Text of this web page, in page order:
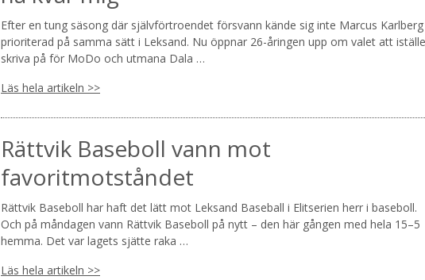
Efter en tung säsong där självförtroendet försvann kände sig inte Marcus Karlberg
prioriterad på samma sätt i Leksand. Nu öppnar 26-åringen upp om valet att
skriva på för MoDo och utmana Dala …
Läs hela artikeln >>
Rättvik Baseboll vann mot
favoritmotståndet
Rättvik Baseboll har haft det lätt mot Leksand Baseball i Elitserien herr i baseboll.
Och på måndagen vann Rättvik Baseboll på nytt – den här gången med hela 15–5
hemma. Det var lagets sjätte raka …
Läs hela artikeln >>